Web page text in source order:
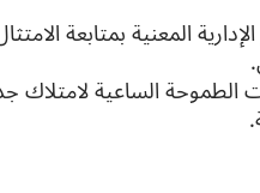
المعنية بمتابعة
الطموحة الساعية لامتلاك